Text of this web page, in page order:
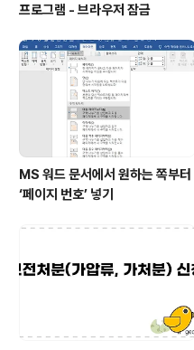
프로그램 - 브라우저 잠금
MS 워드 문서에서 원하는 쪽부터
‘페이지 번호’ 넣기